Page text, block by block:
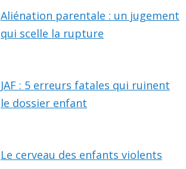
Aliénation parentale : un jugement
qui scelle la rupture
JAF : 5 erreurs fatales qui ruinent
le dossier enfant
Le cerveau des enfants violents